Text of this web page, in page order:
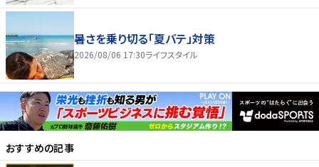
暑さを乗り切る「夏バテ」対策
2026/08/06 17:30ライフスタイル
おすすめの記事